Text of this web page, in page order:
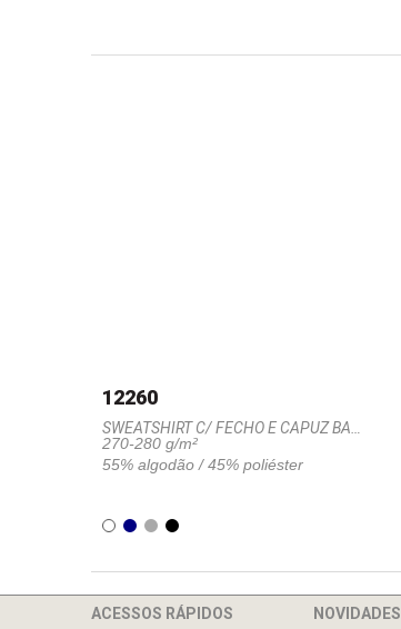
12260
SWEATSHIRT C/ FECHO E CAPUZ BARROW
270-280 g/m²
55% algodão / 45% poliéster
ACESSOS RÁPIDOS NOVIDADES